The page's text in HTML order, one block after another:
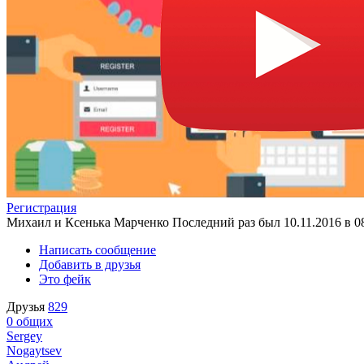
Регистрация
Михаил и Ксенька Марченко Последний раз был 10.11.2016 в
Написать сообщение
Добавить в друзья
Это фейк
Друзья 829
0 общих
Sergey
Nogaytsev